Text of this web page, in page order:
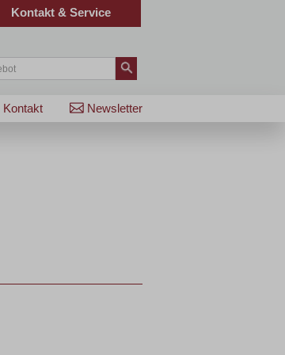
Kontakt & Service
Newsletter
Kontakt